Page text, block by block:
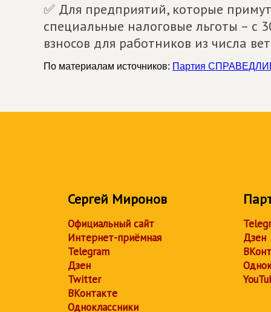
✅ Для предприятий, которые
специальные налоговые льготы – с
взносов для работников из числа
По материалам источников: Партия
Сергей Миронов
Официальный сайт
Интернет-приёмная
Telegram
Дзен
Twitter
ВКонтакте
Одноклассники
Дзен